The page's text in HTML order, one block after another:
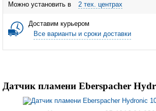
Можно установить в 2 тех. центрах
Доставим курьером
Все варианты и сроки доставки
Датчик пламени Eberspacher